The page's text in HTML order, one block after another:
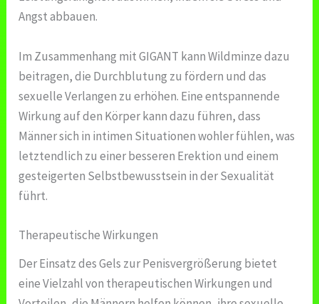
Angst abbauen.
Im Zusammenhang mit GIGANT kann Wildminze dazu
beitragen, die Durchblutung zu fördern und das
sexuelle Verlangen zu erhöhen. Eine entspannende
Wirkung auf den Körper kann dazu führen, dass
Männer sich in intimen Situationen wohler fühlen, was
letztendlich zu einer besseren Erektion und einem
gesteigerten Selbstbewusstsein in der Sexualität
führt.
Therapeutische Wirkungen
Der Einsatz des Gels zur Penisvergrößerung bietet
eine Vielzahl von therapeutischen Wirkungen und